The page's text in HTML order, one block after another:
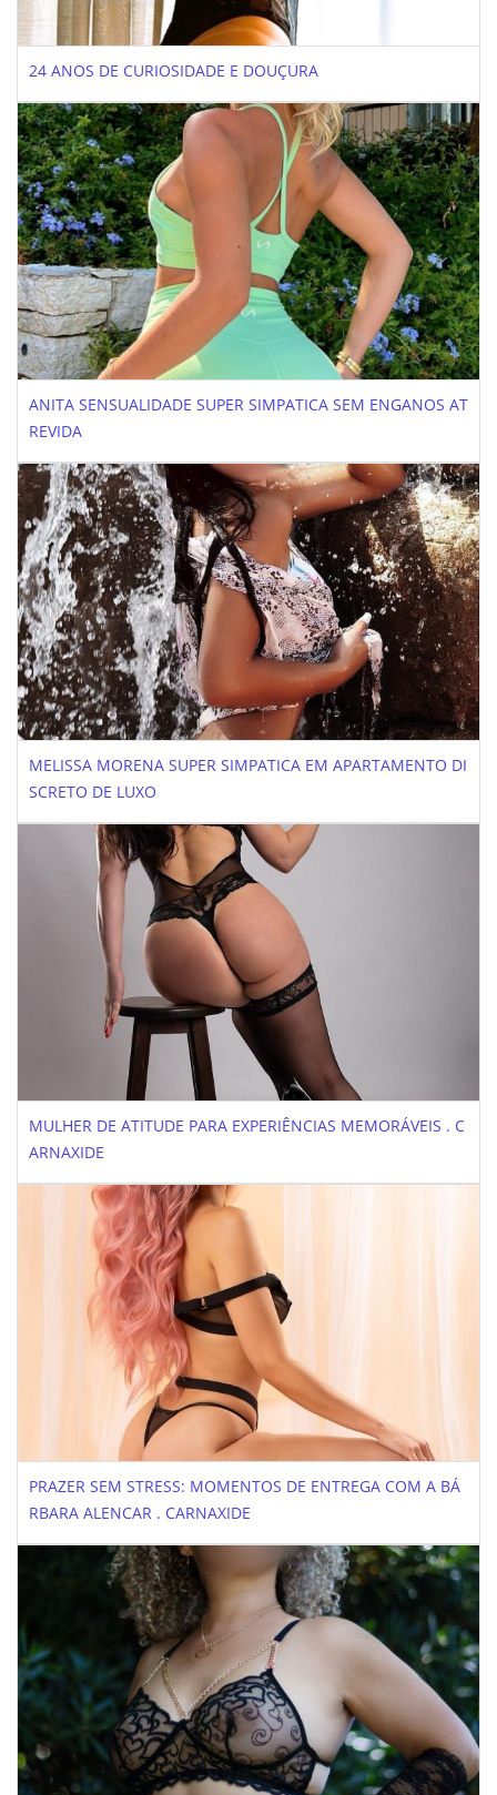
24 ANOS DE CURIOSIDADE E DOUÇURA
ANITA SENSUALIDADE SUPER SIMPATICA SEM ENGANOS AT
REVIDA
MELISSA MORENA SUPER SIMPATICA EM APARTAMENTO DI
SCRETO DE LUXO
MULHER DE ATITUDE PARA EXPERIÊNCIAS MEMORÁVEIS . C
ARNAXIDE
PRAZER SEM STRESS: MOMENTOS DE ENTREGA COM A BÁ
RBARA ALENCAR . CARNAXIDE